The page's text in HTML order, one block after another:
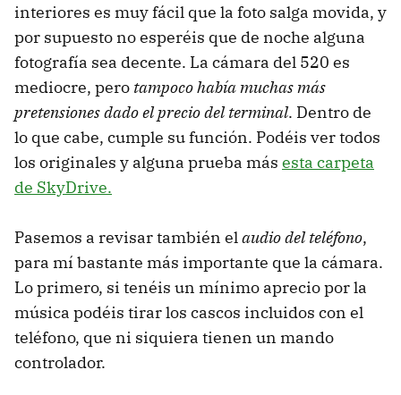
interiores es muy fácil que la foto salga movida, y
por supuesto no esperéis que de noche alguna
fotografía sea decente. La cámara del 520 es
mediocre, pero tampoco había muchas más
pretensiones dado el precio del terminal. Dentro de
lo que cabe, cumple su función. Podéis ver todos
los originales y alguna prueba más esta carpeta
de SkyDrive.
Pasemos a revisar también elaudio del teléfono,
para mí bastante más importante que la cámara.
Lo primero, si tenéis un mínimo aprecio por la
música podéis tirar los cascos incluidos con el
teléfono, que ni siquiera tienen un mando
controlador.